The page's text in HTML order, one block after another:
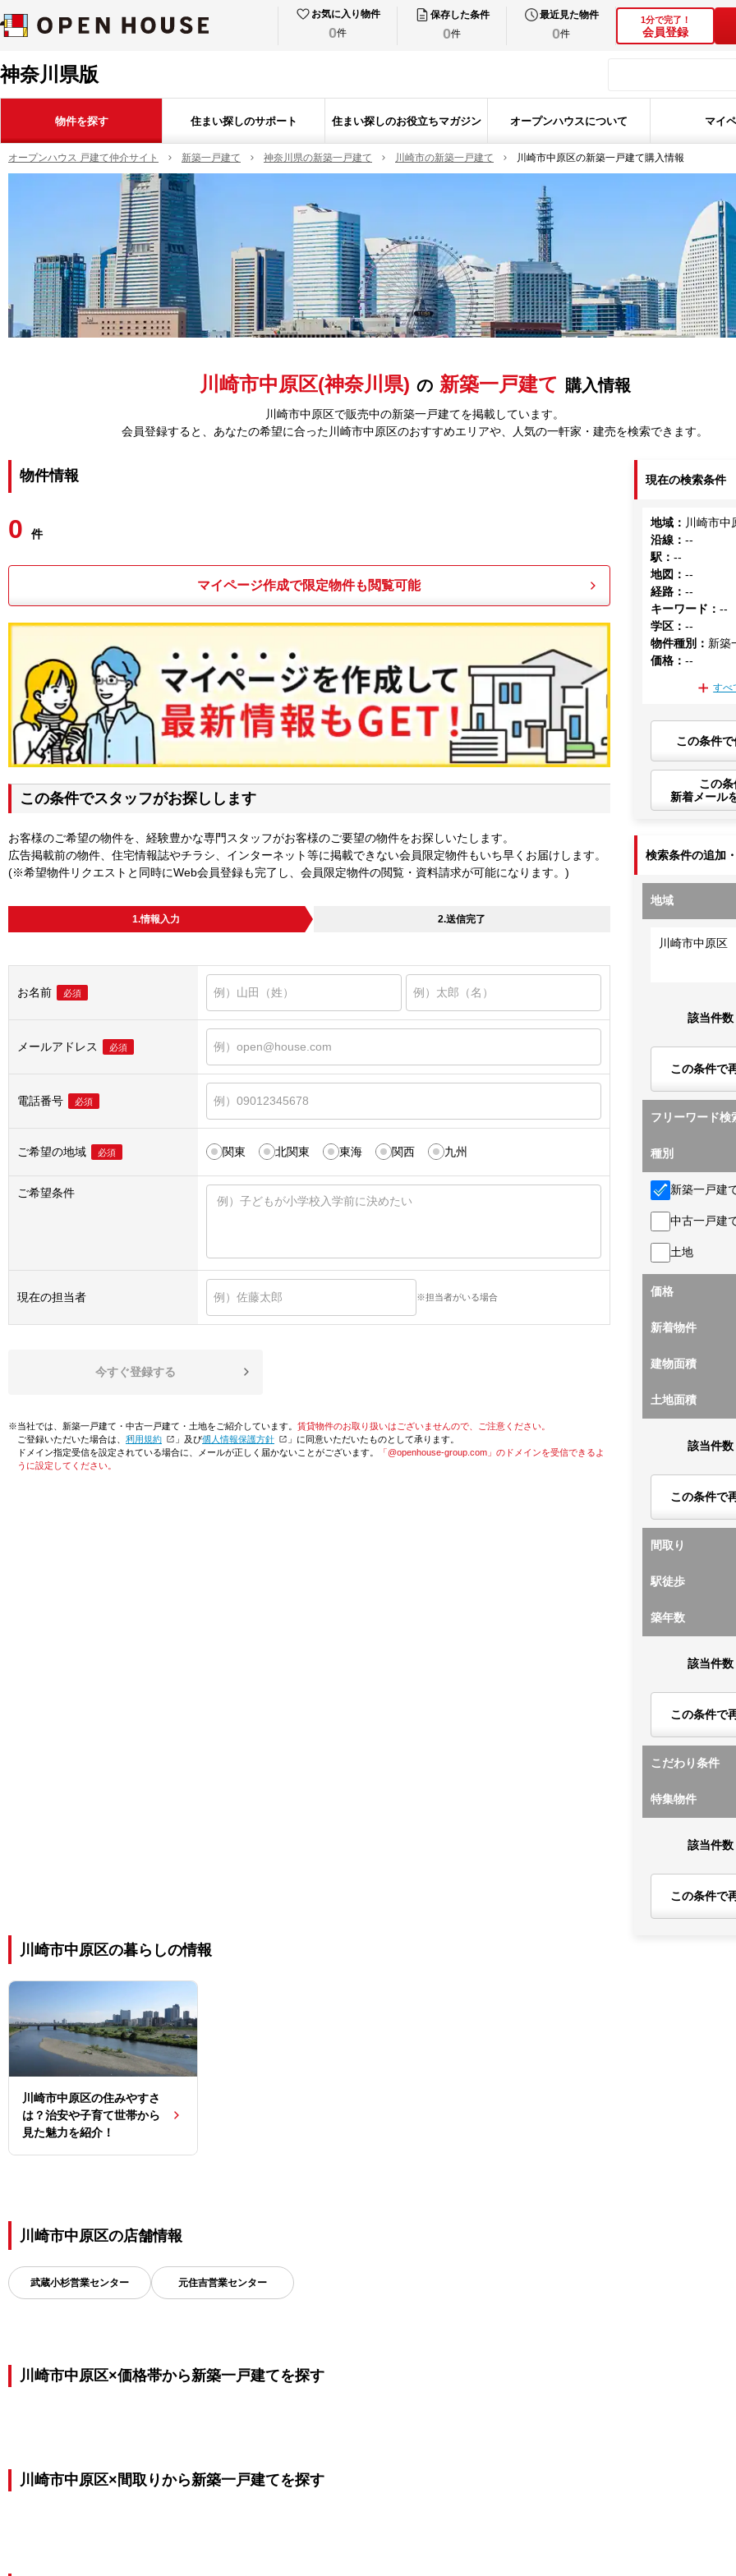
お気に入り物件
0件
保存した条件
0件
最近見た物件
0件
1分で完了！
会員登録
神奈川県版
物件を探す 住まい探しのサポート 住まい探しのお役立ちマガジン オープンハウスについて マイ
オープンハウス 戸建て仲介サイト 新築一戸建て 神奈川県の新築一戸建て 川崎市の新築一戸建て 川崎市中原区の新築一戸建て購入情報
川崎市中原区(神奈川県) の 新築一戸建て 購入情報
川崎市中原区で販売中の新築一戸建てを掲載しています。
会員登録すると、あなたの希望に合った川崎市中原区のおすすめエリアや、人気の一軒家・建売を検索できます。
物件情報
0 件
マイページ作成で限定物件も閲覧可能
この条件でスタッフがお探しします
お客様のご希望の物件を、経験豊かな専門スタッフがお客様のご要望の物件をお探しいたします。
広告掲載前の物件、住宅情報誌やチラシ、インターネット等に掲載できない会員限定物件もいち早くお届けします。
(※希望物件リクエストと同時にWeb会員登録も完了し、会員限定物件の閲覧・資料請求が可能になります。)
1.情報入力 2.送信完了
お名前 必須
メールアドレス 必須
電話番号 必須
ご希望の地域 必須 関東 北関東 東海 関西 九州
ご希望条件
現在の担当者 ※担当者がいる場合
今すぐ登録する
※当社では、新築一戸建て・中古一戸建て・土地をご紹介しています。 賃貸物件のお取り扱いはございませんので、ご注意ください。
ご登録いただいた場合は、「利用規約 」及び「個人情報保護方針
」に同意いただいたものとして承ります。
ドメイン指定受信を設定されている場合に、メールが正しく届かないことがございます。
「@openhouse-group.com」のドメインを受信できるよ
うに設定してください。
現在の検索条件
地域 ： 川崎市中
沿線 ：--
駅 ：--
地図 ：--
経路 ：--
キーワード ：--
学区 ：--
物件種別 ： 新築
価格 ：--
すべ
この条件
この
新着メール
検索条件の追加
地域
川崎市中原区
該当件数
この条件で
フリーワード検
種別
新築一戸建
中古一戸建
土地
価格
新着物件
建物面積
土地面積
該当件数
この条件で
間取り
駅徒歩
築年数
該当件数
この条件で
こだわり条件
特集物件
該当件数
この条件で
川崎市中原区の暮らしの情報
川崎市中原区の住みやすさ
は？治安や子育て世帯から
見た魅力を紹介！
川崎市中原区の店舗情報
武蔵小杉営業センター 元住吉営業センター
川崎市中原区×価格帯から新築一戸建てを探す
川崎市中原区×間取りから新築一戸建てを探す